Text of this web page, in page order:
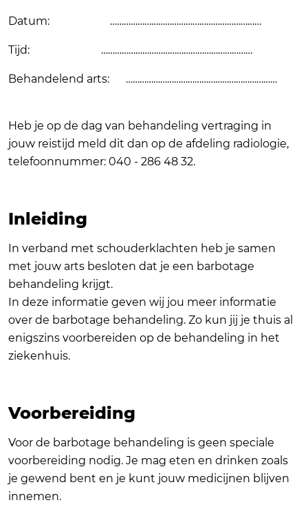
Datum: …………………………………………………………
Tijd: …………………………………………………………
Behandelend arts: …………………………………………………………
Heb je op de dag van behandeling vertraging in
jouw reistijd meld dit dan op de afdeling radiologie,
telefoonnummer: 040 - 286 48 32.
Inleiding
In verband met schouderklachten heb je samen
met jouw arts besloten dat je een barbotage
behandeling krijgt.
In deze informatie geven wij jou meer informatie
over de barbotage behandeling. Zo kun jij je thuis al
enigszins voorbereiden op de behandeling in het
ziekenhuis.
Voorbereiding
Voor de barbotage behandeling is geen speciale
voorbereiding nodig. Je mag eten en drinken zoals
je gewend bent en je kunt jouw medicijnen blijven
innemen.